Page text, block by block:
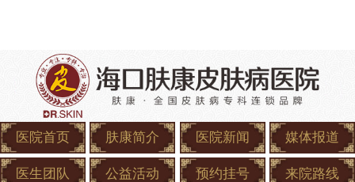
医院首页 肤康简介 医院新闻 媒体报道
医生团队 公益活动 预约挂号 来院路线